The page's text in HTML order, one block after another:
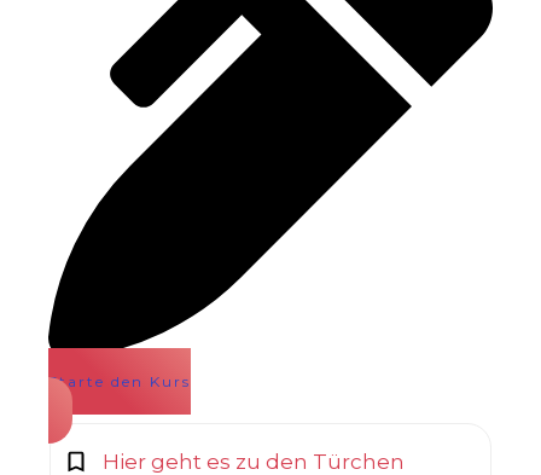
Starte den Kurs
Hier geht es zu den Türchen